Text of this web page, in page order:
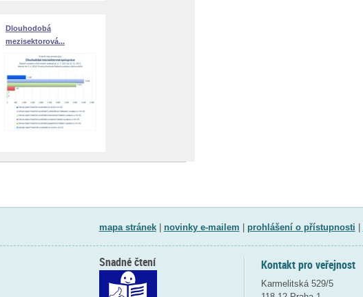
Dlouhodobá
mezisektorová...
mapa stránek| novinky e-mailem prohlášení o přístupnosti
Kontakt pro veřejnost
Karmelitská 529/5
Snadné čtení